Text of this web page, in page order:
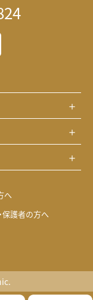
へ
保護者の方へ